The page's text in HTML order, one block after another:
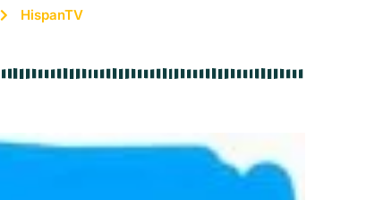
HispanTV